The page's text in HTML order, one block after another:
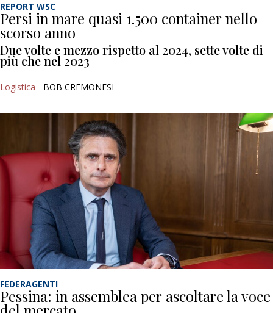
REPORT WSC
Persi in mare quasi 1.500 container nello
scorso anno
Due volte e mezzo rispetto al 2024, sette volte di
più che nel 2023
Logistica - BOB CREMONESI
FEDERAGENTI
Pessina: in assemblea per ascoltare la voce